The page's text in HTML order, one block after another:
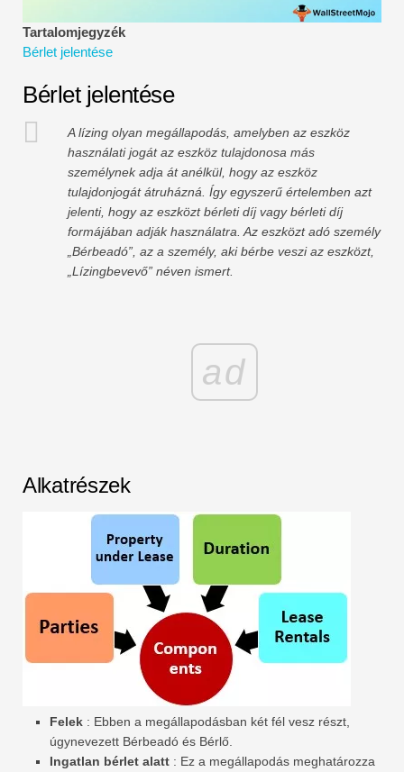
Teljes alak
Kockázatkezelési oktatóanyagok
Tartalomjegyzék
Bérlet jelentése
Bérlet jelentése
A lízing olyan megállapodás, amelyben az eszköz
használati jogát az eszköz tulajdonosa más
személynek adja át anélkül, hogy az eszköz
tulajdonjogát átruházná. Így egyszerű értelemben azt
jelenti, hogy az eszközt bérleti díj vagy bérleti díj
formájában adják használatra. Az eszközt adó személy
„Bérbeadó”, az a személy, aki bérbe veszi az eszközt,
„Lízingbevevő” néven ismert.
ad
Alkatrészek
Felek : Ebben a megállapodásban két fél vesz részt,
úgynevezett Bérbeadó és Bérlő.
Ingatlan bérlet alatt : Ez a megállapodás meghatározza